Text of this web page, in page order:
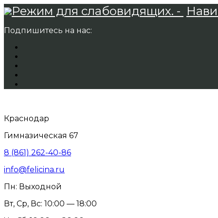
Режим для слабовидящих. -
Подпишитесь на нас:
Краснодар
Гимназическая 67
8 (861) 262-40-86
info@felicina.ru
Пн: Выходной
Вт, Ср, Вс: 10:00 — 18:00